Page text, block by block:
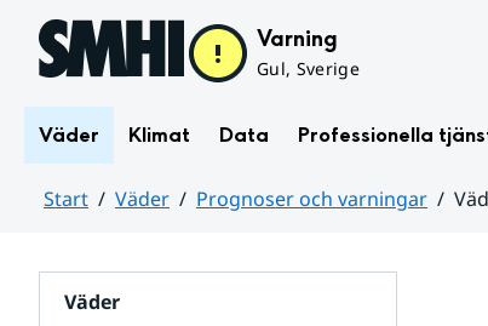
Hoppa till sidans innehåll Varning
Gul, Sverige
Väder Klimat Data Professionella
Start Väder Prognoser och varningar
Väder
för
varningar